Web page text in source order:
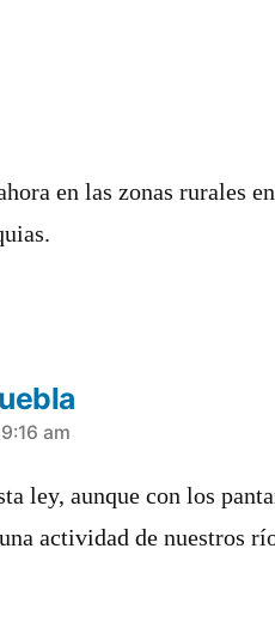
en las zonas rurales
am
ley, aunque con los
actividad de nuestros